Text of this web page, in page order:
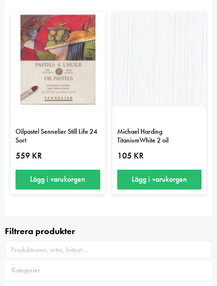
Oilpastel Sennelier Still Life 24
Sort
559 KR
Lägg i varukorgen
Michael Harding
TitaniumWhite 2 oil
105 KR
Lägg i varukorgen
Filtrera produkter